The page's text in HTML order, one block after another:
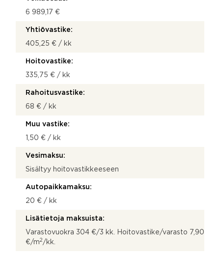
6 989,17 €
Yhtiövastike:
405,25 € / kk
Hoitovastike:
335,75 € / kk
Rahoitusvastike:
68 € / kk
Muu vastike:
1,50 € / kk
Vesimaksu:
Sisältyy hoitovastikkeeseen
Autopaikkamaksu:
20 € / kk
Lisätietoja maksuista:
Varastovuokra 304 €/3 kk. Hoitovastike/varasto 7,90
€/m2 /kk.